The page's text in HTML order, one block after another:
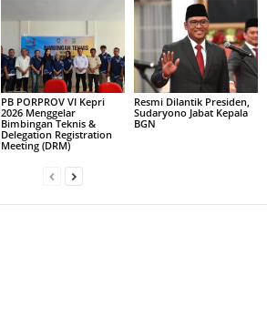
PB PORPROV VI Kepri
2026 Menggelar
Bimbingan Teknis &
Delegation Registration
Meeting (DRM)
Resmi Dilantik Presiden,
Sudaryono Jabat Kepala
BGN